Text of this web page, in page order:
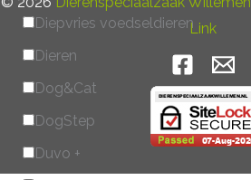
Diepvries voedseldieren
Dieren
Dog&Cat
DogStep
Duvo +
Link